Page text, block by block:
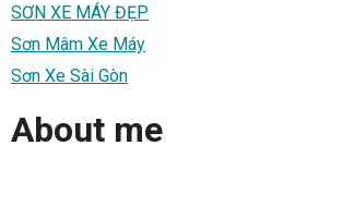
SƠN XE MÁY ĐẸP
Sơn Mâm Xe Máy
Sơn Xe Sài Gòn
About me